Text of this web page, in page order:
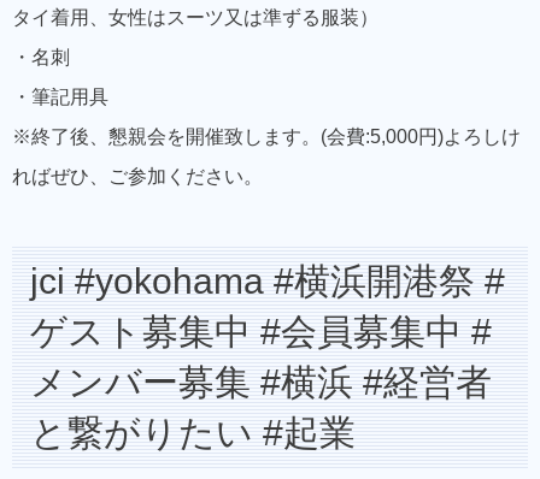
タイ着用、女性はスーツ又は準ずる服装）
・名刺
・筆記用具
※終了後、懇親会を開催致します。(会費:5,000円)よろしけ
ればぜひ、ご参加ください。
jci #yokohama #横浜開港祭 #
ゲスト募集中 #会員募集中 #
メンバー募集 #横浜 #経営者
と繋がりたい #起業